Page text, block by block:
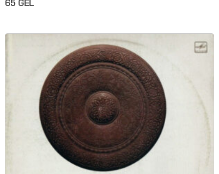
65 GEL